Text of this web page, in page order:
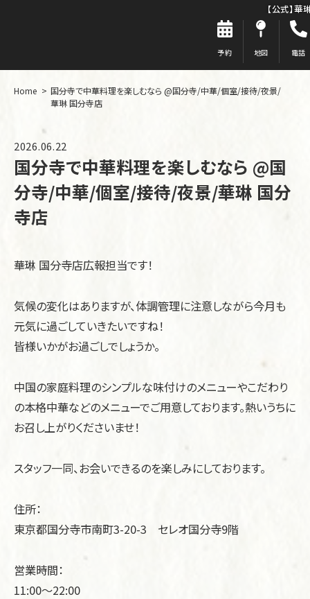
【公式】
予約 地図 電話
Home
国分寺で中華料理を楽しむなら @国分寺/中華/個室/接待/夜景/
華琳 国分寺店
2026.06.22
国分寺で中華料理を楽しむなら @国
分寺/中華/個室/接待/夜景/華琳 国分
寺店
華琳 国分寺店広報担当です！
気候の変化はありますが、体調管理に注意しながら今月も
元気に過ごしていきたいですね！
皆様いかがお過ごしでしょうか。
中国の家庭料理のシンプルな味付けのメニューやこだわり
の本格中華などのメニューでご用意しております。熱いうちに
お召し上がりくださいませ！
スタッフ一同、お会いできるのを楽しみにしております。
住所：
東京都国分寺市南町3-20-3 セレオ国分寺9階
営業時間：
11:00～22:00